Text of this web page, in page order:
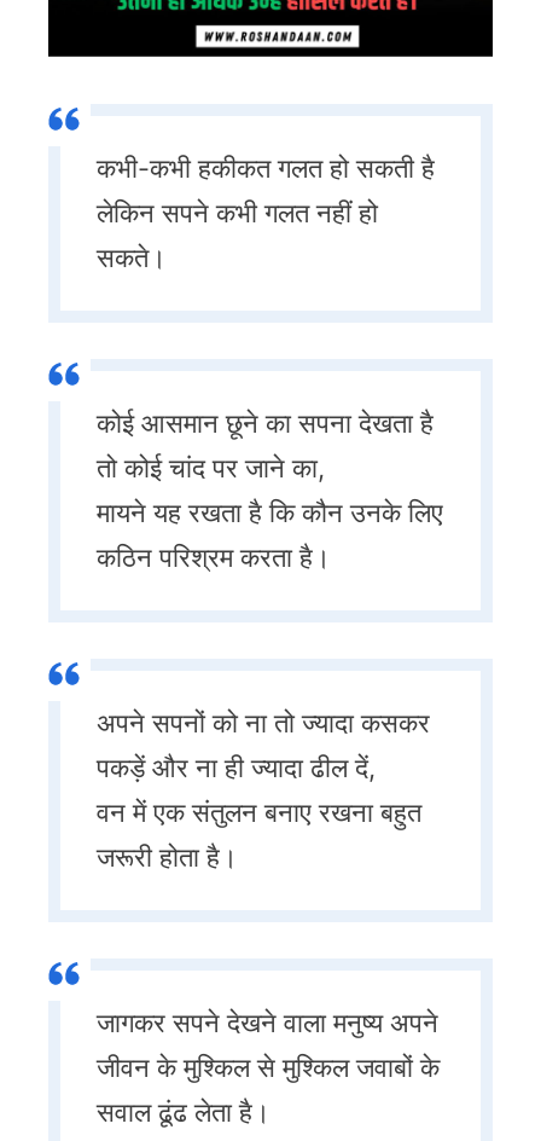
कभी-कभी हकीकत गलत हो सकती है
लेकिन सपने कभी गलत नहीं हो
सकते।
कोई आसमान छूने का सपना देखता है
तो कोई चांद पर जाने का,
मायने यह रखता है कि कौन उनके लिए
कठिन परिश्रम करता है।
अपने सपनों को ना तो ज्यादा कसकर
पकड़ें और ना ही ज्यादा ढील दें,
वन में एक संतुलन बनाए रखना बहुत
जरूरी होता है।
जागकर सपने देखने वाला मनुष्य अपने
जीवन के मुश्किल से मुश्किल जवाबों के
सवाल ढूंढ लेता है।